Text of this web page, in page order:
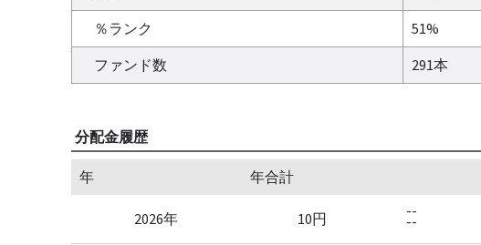
％ランク
51%
ファンド数
291本
分配金履歴
年 年合計
2026年 10円 --
--